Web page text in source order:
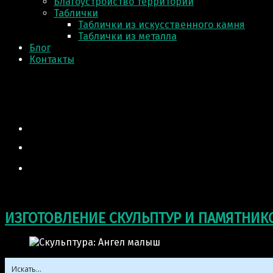
Таблички
Таблички из искусственного камня
Таблички из металла
Блог
Контакты
ИЗГОТОВЛЕНИЕ СКУЛЬПТУР И